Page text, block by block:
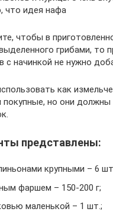
что идея нафа
чтобы в
грибами, то
с начинкой не нужно
как
покупные, но они
представлены:
крупными – 6
фаршем – 150-200 г;
маленькой – 1 шт.;